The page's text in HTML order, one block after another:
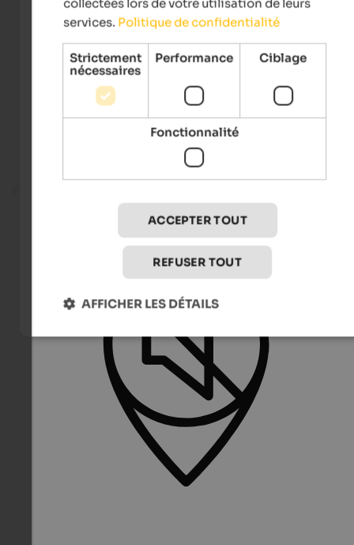
collectées lors de votre utilisation de leurs
services. Politique de confidentialité
Strictement
nécessaires
Performance Ciblage
Fonctionnalité
ACCEPTER TOUT
REFUSER TOUT
AFFICHER LES DÉTAILS